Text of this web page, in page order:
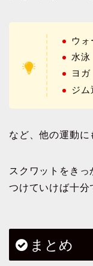
ウォ
水泳
ヨガ
ジム
など、他の運動に
スクワットをき
つけていけば十分
まとめ